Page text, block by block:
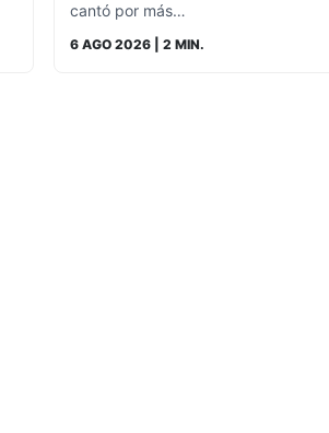
cantó por más…
6 AGO 2026 | 2 MIN.